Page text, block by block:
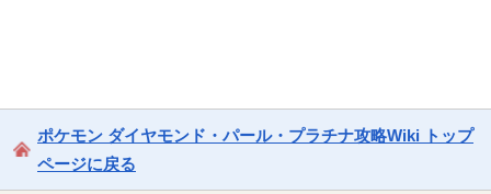
ポケモン ダイヤモンド・パール・プラチナ攻略Wiki トップ
ページに戻る